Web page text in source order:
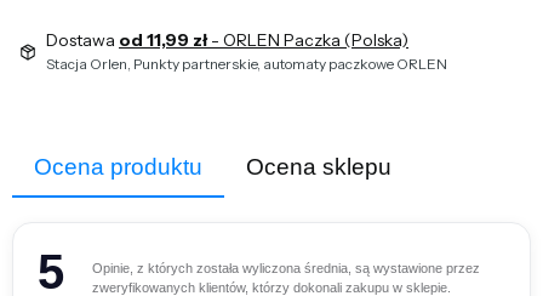
Dostawa od 11,99 zł- ORLEN Paczka (Polska)
Stacja Orlen, Punkty partnerskie, automaty paczkowe ORLEN
Ocena produktu Ocena sklepu
5
Opinie, z których została wyliczona średnia, są wystawione przez
zweryfikowanych klientów, którzy dokonali zakupu w sklepie.